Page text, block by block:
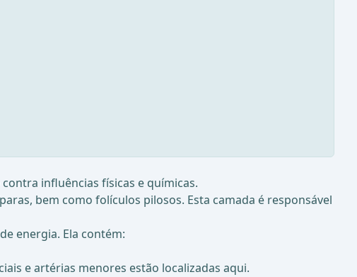
influências físicas e químicas.
bem como folículos pilosos. Esta camada é responsável
energia. Ela contém:
e artérias menores estão localizadas aqui.